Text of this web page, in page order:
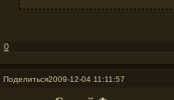
0
Поделиться2009-12-04 11:11:57